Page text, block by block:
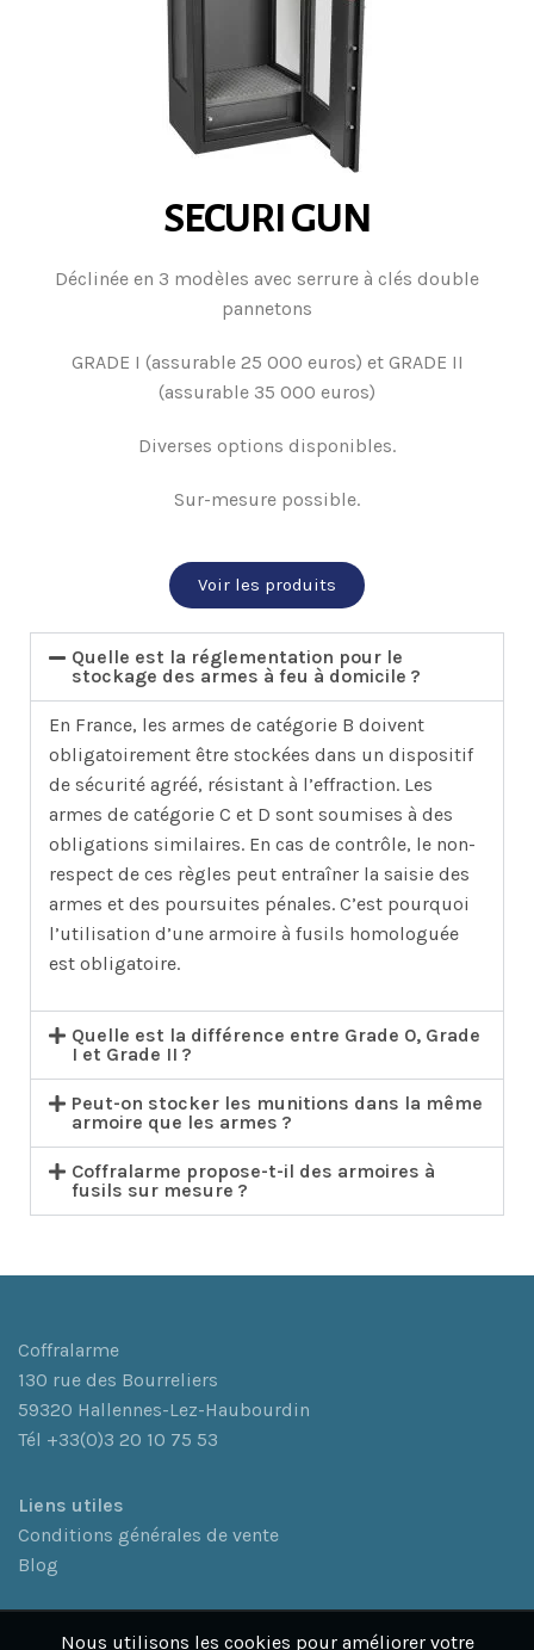
SECURI GUN
Déclinée en 3 modèles avec serrure à clés double
pannetons
GRADE I (assurable 25 000 euros) et GRADE II
(assurable 35 000 euros)
Diverses options disponibles.
Sur-mesure possible.
Voir les produits
Quelle est la réglementation pour le
stockage des armes à feu à domicile ?
En France, les armes de catégorie B doivent
obligatoirement être stockées dans un dispositif
de sécurité agréé, résistant à l’effraction. Les
armes de catégorie C et D sont soumises à des
obligations similaires. En cas de contrôle, le non-
respect de ces règles peut entraîner la saisie des
armes et des poursuites pénales. C’est pourquoi
l’utilisation d’une armoire à fusils homologuée
est obligatoire.
Quelle est la différence entre Grade 0, Grade
I et Grade II ?
Peut-on stocker les munitions dans la même
armoire que les armes ?
Coffralarme propose-t-il des armoires à
fusils sur mesure ?
Coffralarme
130 rue des Bourreliers
59320 Hallennes-Lez-Haubourdin
Tél +33(0)3 20 10 75 53
Liens utiles
Conditions générales de vente
Blog
Nous utilisons les cookies pour améliorer votre